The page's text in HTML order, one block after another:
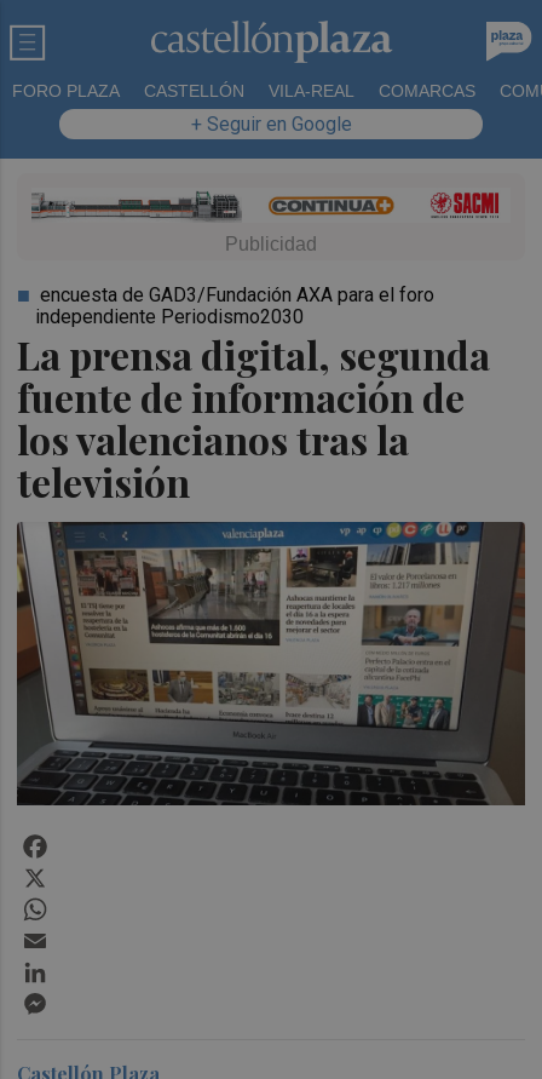
FORO PLAZA CASTELLÓN VILA-REAL COMARCAS
+ Seguir en Google
La prensa digital, segunda
fuente de información de
los valencianos tras la
televisión
encuesta de GAD3/Fundación AXA para el foro
independiente Periodismo2030